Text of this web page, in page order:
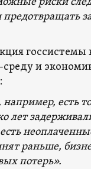
предотвращать
госсистемы
среду и
есть
лет
раньше,
потерь».